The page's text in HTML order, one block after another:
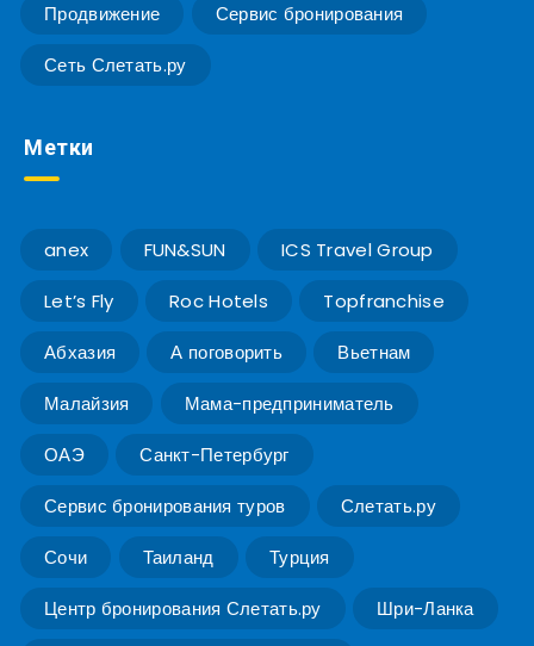
Продвижение Сервис бронирования
Сеть Слетать.ру
Метки
anex FUN&SUN ICS Travel Group
Let’s Fly Roc Hotels Topfranchise
Абхазия А поговорить Вьетнам
Малайзия Мама-предприниматель
ОАЭ Санкт-Петербург
Сервис бронирования туров Слетать.ру
Сочи Таиланд Турция
Центр бронирования Слетать.ру Шри-Ланка